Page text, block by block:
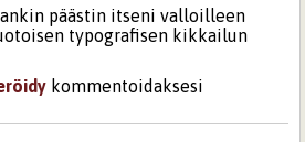
päästin itseni valloilleen
typografisen kikkailun
kommentoidaksesi